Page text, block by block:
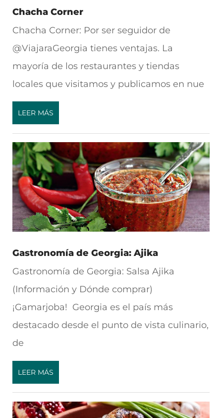
Chacha Corner
Chacha Corner: Por ser seguidor de
@ViajaraGeorgia tienes ventajas. La
mayoría de los restaurantes y tiendas
locales que visitamos y publicamos en nue
LEER MÁS
Gastronomía de Georgia: Ajika
Gastronomía de Georgia: Salsa Ajika
(Información y Dónde comprar)
¡Gamarjoba! Georgia es el país más
destacado desde el punto de vista culinario,
de
LEER MÁS